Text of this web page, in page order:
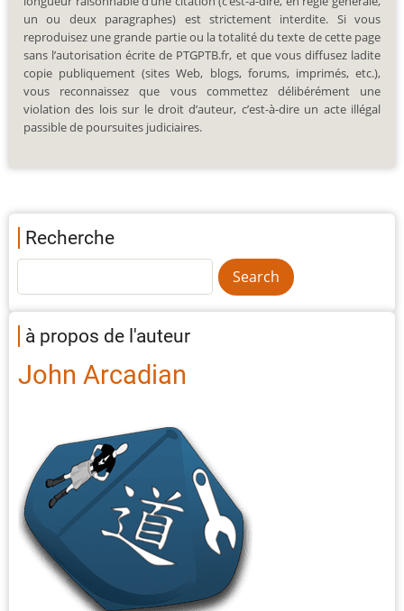
un ou deux paragraphes) est strictement interdite. Si vous
reproduisez une grande partie ou la totalité du texte de cette page
sans l’autorisation écrite de PTGPTB.fr, et que vous diffusez ladite
copie publiquement (sites Web, blogs, forums, imprimés, etc.),
vous reconnaissez que vous commettez délibérément une
violation des lois sur le droit d’auteur, c’est-à-dire un acte illégal
passible de poursuites judiciaires.
Recherche
à propos de l'auteur
John Arcadian